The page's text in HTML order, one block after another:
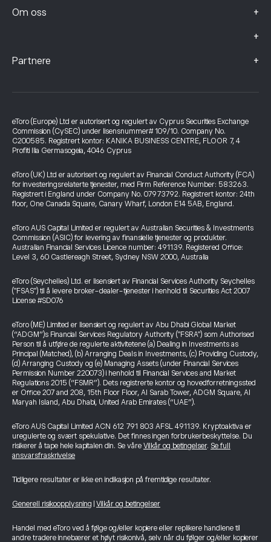
Om oss +
+
Partnere +
eToro (Europe) Ltd er autorisert og regulert av Cyprus Securities Exchange
Commission (CySEC) under lisensnummer# 109/10. Company No.
C200585. Registrert kontor: KANIKA BUSINESS CENTRE, FLOOR 7, 4
Profiti Ilia Germasogeia, 4046 Cyprus
eToro (UK) Ltd er autorisert og regulert av Financial Conduct Authority (FCA)
for investeringsrelaterte tjenester, med Firm Reference Number: 583263.
Registrert i England under Company No. 07973792. Registrert kontor: 24th
floor, One Canada Square, Canary Wharf, London E14 5AB, England.
eToro AUS Capital Limited er regulert av Australian Securities & Investments
Commission (ASIC) for levering av finansielle tjenester og produkter.
Australian Financial Services Licence number: 491139. Registered Office:
Level 3, 60 Castlereagh Street, Sydney NSW 2000, Australia
eToro (Seychelles) Ltd. er lisensiert av Financial Services Authority Seychelles
("FSAS") til å levere broker-dealer-tjenester i henhold til Securities Act 2007
License #SD076
eToro (ME) Limited er lisensiert og regulert av Abu Dhabi Global Market
(“ADGM”)s Financial Services Regulatory Authority ("FSRA") som Authorised
Person til å utføre de regulerte aktivitetene (a) Dealing in Investments as
Principal (Matched), (b) Arranging Deals in Investments, (c) Providing Custody,
(d) Arranging Custody og (e) Managing Assets (under Financial Services
Permission Number 220073) i henhold til Financial Services and Market
Regulations 2015 (“FSMR”). Dets registrerte kontor og hovedforretningssted
er Office 207 and 208, 15th Floor Floor, Al Sarab Tower, ADGM Square, Al
Maryah Island, Abu Dhabi, United Arab Emirates (“UAE”).
eToro AUS Capital Limited ACN 612 791 803 AFSL 491139. Kryptoaktiva er
uregulerte og svært spekulative. Det finnes ingen forbrukerbeskyttelse. Du
risikerer å tape hele kapitalen din. Se våre Vilkår og betingelser. Se full
ansvarsfraskrivelse
Tidligere resultater er ikke en indikasjon på fremtidige resultater.
Generell risikoopplysning Vilkår og betingelser
Handel med eToro ved å følge og/eller kopiere eller replikere handlene til
andre tradere innebærer et høyt risikonivå, selv når du følger og/eller kopierer